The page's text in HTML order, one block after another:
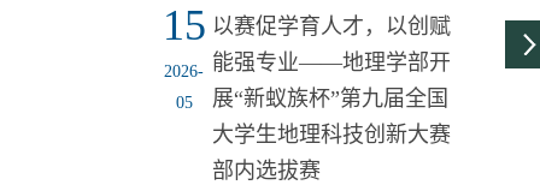
的定义与发展历程，强调
意义。通过国内外真实案
例，他揭示了错误地图引
发的学术风险，并明确
中...
承学校办学文脉，厚植教
育家精神，强化教师党员
党性修养与责任担当，5月
14日，地理学部党委组织
家精神培育弘扬研究实践
中心开展主题参观学习活
15
2026-
05
以赛促学育人才，以创赋
能强专业——地理学部开
展“新蚁族杯”第九届全国
大学生地理科技创新大赛
部内选拔赛